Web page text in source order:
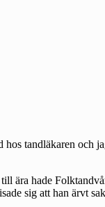
tandläkaren och
ära hade
sig att han ärvt